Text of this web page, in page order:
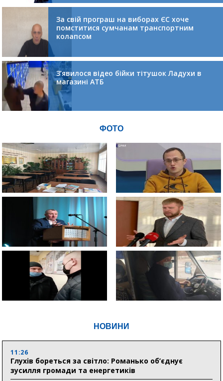
НОВИНИ
11:26
Глухів бореться за світло: Романько об’єднує
зусилля громади та енергетиків
За свій програш на виборах ЄС хоче
помститися сумчанам транспортним
колапсом
З’явилося відео бійки тітушок Ладухи в
магазині АТБ
ФОТО